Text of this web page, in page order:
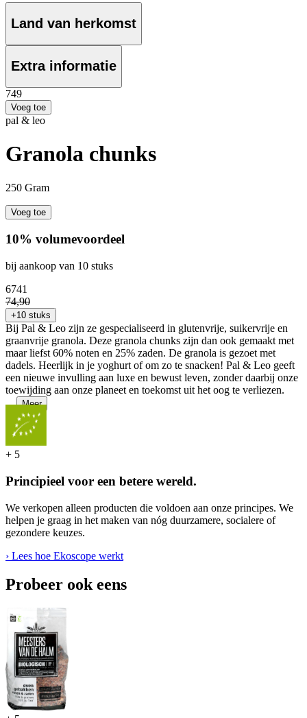
Land van herkomst
Extra informatie
749
Voeg toe
pal & leo
Granola chunks
250 Gram
Voeg toe
10% volumevoordeel
bij aankoop van 10 stuks
6741
74,90
+10 stuks
Bij Pal & Leo zijn ze gespecialiseerd in glutenvrije, suikervrije en
graanvrije granola. Deze granola chunks zijn dan ook gemaakt met
maar liefst 60% noten en 25% zaden. De granola is gezoet met
dadels. Heerlijk in je yoghurt of om zo te snacken! Pal & Leo geeft
een nieuwe invulling aan luxe en bewust leven, zonder daarbij onze
toewijding aan onze planeet en toekomst uit het oog te verliezen.
... Meer
+ 5
Principieel voor een betere wereld.
We verkopen alleen producten die voldoen aan onze principes. We
helpen je graag in het maken van nóg duurzamere, socialere of
gezondere keuzes.
› Lees hoe Ekoscope werkt
Probeer ook eens